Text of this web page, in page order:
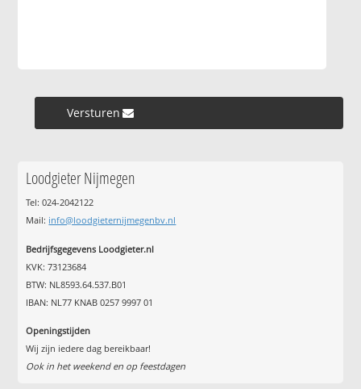
Versturen »
Loodgieter Nijmegen
Tel: 024-2042122
Mail: info@loodgieternijmegenbv.nl
Bedrijfsgegevens Loodgieter.nl
KVK: 73123684
BTW: NL8593.64.537.B01
IBAN: NL77 KNAB 0257 9997 01
Openingstijden
Wij zijn iedere dag bereikbaar!
Ook in het weekend en op feestdagen